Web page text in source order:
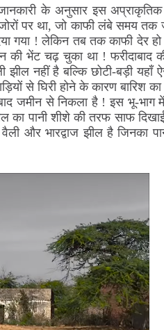
के अनुसार इस
पर था, जो काफी लंबे समय तक
गया ! लेकिन तब तक काफी देर
की भेंट चढ़ चुका था ! फरीदाबाद
नहीं है बल्कि छोटी-बड़ी यहाँ
से घिरी होने के कारण बारिश का
जमीन से निकला है ! इस भू-भाग
का पानी शीशे की तरफ साफ
और भारद्वाज झील है जिनका